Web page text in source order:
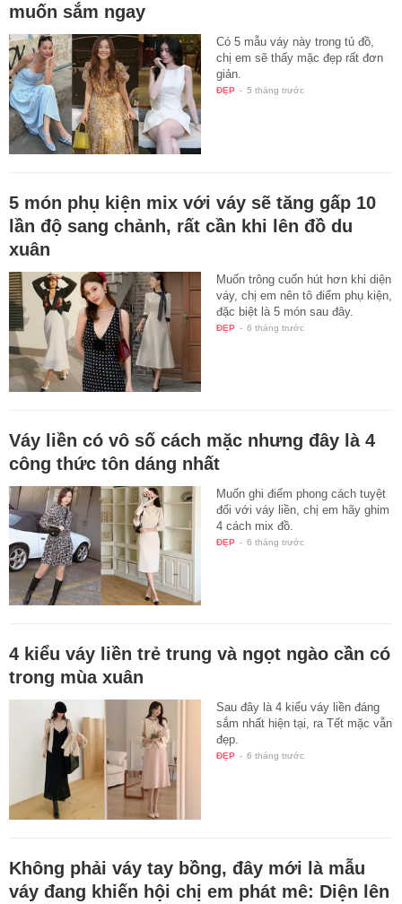
muốn sắm ngay
Có 5 mẫu váy này trong tủ đồ,
chị em sẽ thấy mặc đẹp rất đơn
giản.
ĐẸP - 5 tháng trước
5 món phụ kiện mix với váy sẽ tăng gấp 10
lần độ sang chảnh, rất cần khi lên đồ du
xuân
Muốn trông cuốn hút hơn khi diện
váy, chị em nên tô điểm phụ kiện,
đặc biệt là 5 món sau đây.
ĐẸP - 6 tháng trước
Váy liền có vô số cách mặc nhưng đây là 4
công thức tôn dáng nhất
Muốn ghi điểm phong cách tuyệt
đối với váy liền, chị em hãy ghim
4 cách mix đồ.
ĐẸP - 6 tháng trước
4 kiểu váy liền trẻ trung và ngọt ngào cần có
trong mùa xuân
Sau đây là 4 kiểu váy liền đáng
sắm nhất hiện tại, ra Tết mặc vẫn
đẹp.
ĐẸP - 6 tháng trước
Không phải váy tay bồng, đây mới là mẫu
váy đang khiến hội chị em phát mê: Diện lên